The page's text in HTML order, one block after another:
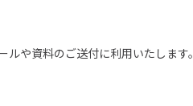
や資料のご送付に利用いたします。